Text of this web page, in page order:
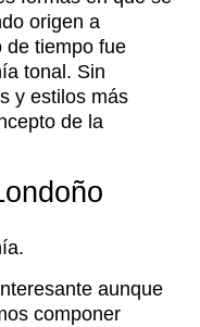
origen a
de tiempo fue
tonal. Sin
y estilos más
de la
aunque
componer